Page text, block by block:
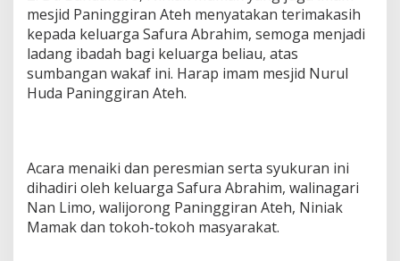
mesjid Paninggiran Ateh menyatakan terimakasih
kepada keluarga Safura Abrahim, semoga menjadi
ladang ibadah bagi keluarga beliau, atas
sumbangan wakaf ini. Harap imam mesjid Nurul
Huda Paninggiran Ateh.
Acara menaiki dan peresmian serta syukuran ini
dihadiri oleh keluarga Safura Abrahim, walinagari
Nan Limo, walijorong Paninggiran Ateh, Niniak
Mamak dan tokoh-tokoh masyarakat.